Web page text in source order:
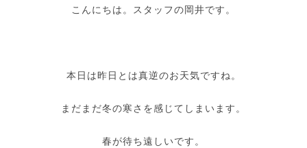
こんにちは。スタッフの岡井です。
本日は昨日とは真逆のお天気ですね。
まだまだ冬の寒さを感じてしまいます。
春が待ち遠しいです。